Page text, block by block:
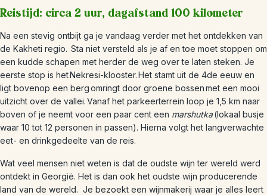
Reistijd: circa 2 uur, dagafstand 100 kilometer
Na een stevig ontbijt ga je vandaag verder met het ontdekken van
de Kakheti regio. Sta niet versteld als je af en toe moet stoppen om
een kudde schapen met herder de weg over te laten steken. Je
eerste stop is het Nekresi-klooster. Het stamt uit de 4de eeuw en
ligt bovenop een berg omringt door groene bossen met een mooi
uitzicht over de vallei. Vanaf het parkeerterrein loop je 1,5 km naar
boven of je neemt voor een paar cent een marshutka(lokaal busje
waar 10 tot 12 personen in passen). Hierna volgt het langverwachte
eet- en drinkgedeelte van de reis.
Wat veel mensen niet weten is dat de oudste wijn ter wereld werd
ontdekt in Georgië. Het is dan ook het oudste wijn producerende
land van de wereld. Je bezoekt een wijnmakerij waar je alles leert